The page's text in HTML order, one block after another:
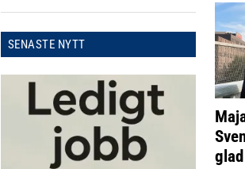
SENASTE NYTT